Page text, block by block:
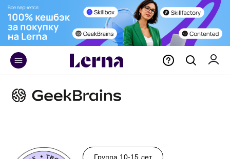
+375 29 171 55 70
📚 4-8 класс